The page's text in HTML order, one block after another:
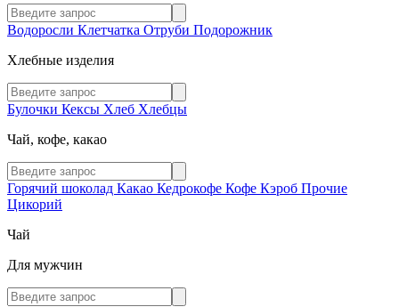
Водоросли Клетчатка Отруби Подорожник
Хлебные изделия
Булочки Кексы Хлеб Хлебцы
Чай, кофе, какао
Горячий шоколад Какао Кедрокофе Кофе Кэроб Прочие
Цикорий
Чай
Для мужчин